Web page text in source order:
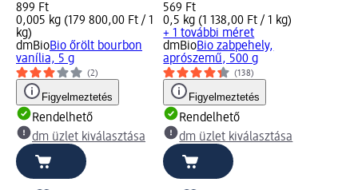
899 Ft
0,005 kg (179 800,00 Ft / 1
kg)
dmBioBio őrölt bourbon
vanília, 5 g
(2)
Figyelmeztetés
Rendelhető
dm üzlet kiválasztása
569 Ft
0,5 kg (1 138,00 Ft / 1 kg)
+ 1 további méret
dmBioBio zabpehely,
aprószemű, 500 g
(138)
Figyelmeztetés
Rendelhető
dm üzlet kiválasztása